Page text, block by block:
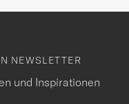
NEWSLETTER
und Inspirationen